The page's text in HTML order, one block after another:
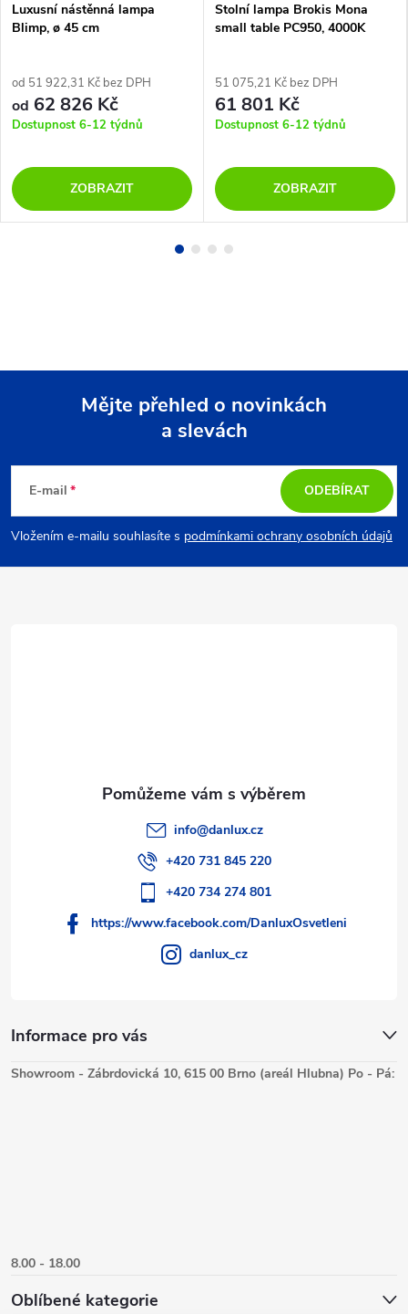
Luxusní nástěnná lampa
Blimp, ø 45 cm
od 51 922,31 Kč bez DPH
od 62 826 Kč
Dostupnost 6-12 týdnů
ZOBRAZIT
Stolní lampa Brokis Mona
small table PC950, 4000K
51 075,21 Kč bez DPH
61 801 Kč
Dostupnost 6-12 týdnů
ZOBRAZIT
p
Mějte přehled o novinkách
a slevách
E-mail
Vložením e-mailu souhlasíte s podmínkami ochrany osobních údajů
ODEBÍRAT
Informace pro vás
info@danlux.cz
+420 731 845 220
+420 734 274 801
https://www.facebook.com/DanluxOsvetleni
danlux_cz
Showroom - Zábrdovická 10, 615 00 Brno (areál Hlubna) Po - Pá:
8.00 - 18.00
Oblíbené kategorie